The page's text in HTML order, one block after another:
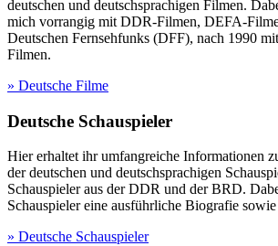
deutschen und deutschsprachigen Filmen.
mich vorrangig mit DDR-Filmen, DEFA-
Deutschen Fernsehfunks (DFF), nach 1990
Filmen.
» Deutsche Filme
Deutsche Schauspieler
Hier erhaltet ihr umfangreiche Informationen
der deutschen und deutschsprachigen
Schauspieler aus der DDR und der BRD.
Schauspieler eine ausführliche Biografie
» Deutsche Schauspieler